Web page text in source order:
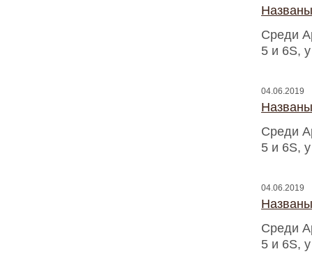
Среди
5 и 6S,
04.06.2019
Среди
5 и 6S,
04.06.2019
Среди
5 и 6S,